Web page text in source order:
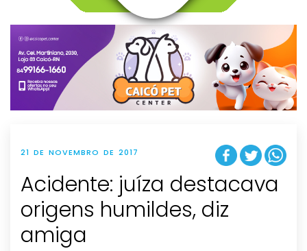
v
g
t
i
o
n
21 DE NOVEMBRO DE 2017
Acidente: juíza destacava
origens humildes, diz
amiga